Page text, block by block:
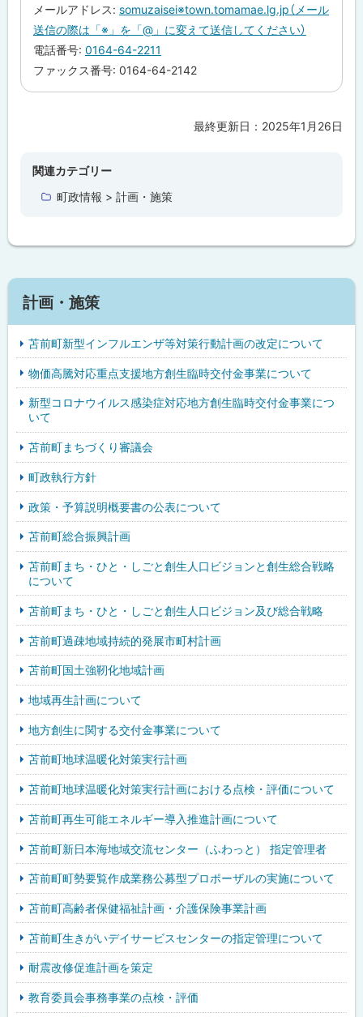
口
メールアドレス: somuzaisei※town.tomamae.lg.jp（メール
送信の際は「※」を「@」に変えて送信してください）
電話番号: 0164-64-2211
ファックス番号: 0164-64-2142
最終更新日： 2025年1月26日
関連カテゴリー
町政情報 > 計画・施策
計画・施策
苫前町新型インフルエンザ等対策行動計画の改定について
物価高騰対応重点支援地方創生臨時交付金事業について
新型コロナウイルス感染症対応地方創生臨時交付金事業につ
いて
苫前町まちづくり審議会
町政執行方針
政策・予算説明概要書の公表について
苫前町総合振興計画
苫前町まち・ひと・しごと創生人口ビジョンと創生総合戦略
について
苫前町まち・ひと・しごと創生人口ビジョン及び総合戦略
苫前町過疎地域持続的発展市町村計画
苫前町国土強靭化地域計画
地域再生計画について
地方創生に関する交付金事業について
苫前町地球温暖化対策実行計画
苫前町地球温暖化対策実行計画における点検・評価について
苫前町再生可能エネルギー導入推進計画について
苫前町新日本海地域交流センター（ふわっと） 指定管理者
苫前町町勢要覧作成業務公募型プロポーザルの実施について
苫前町高齢者保健福祉計画・介護保険事業計画
苫前町生きがいデイサービスセンターの指定管理について
耐震改修促進計画を策定
教育委員会事務事業の点検・評価